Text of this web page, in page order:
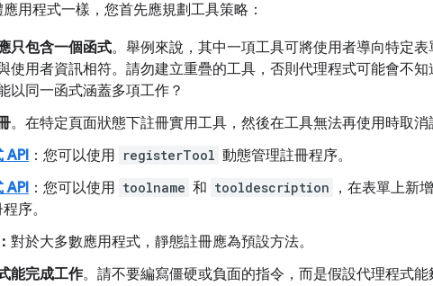
用程式一樣，您首先應規劃工具策略：
只包含一個函式。舉例來說，其中一項工具可將使用者導向特定
使用者資訊相符。請勿建立重疊的工具，否則代理程式可能會不
以同一函式涵蓋多項工作？
。在特定頁面狀態下註冊實用工具，然後在工具無法再使用時取消
API ：您可以使用 registerTool 動態管理註冊程序。
API ：您可以使用 toolname 和 tooldescription
，在表單上新
序。
對於大多數應用程式，靜態註冊應為預設方法。
能完成工作。請不要編寫僵硬或負面的指令，而是假設代理程式